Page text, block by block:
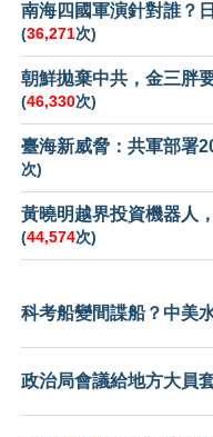
南海四國軍演針對誰？
(36,271次)
朝鮮拋棄中共，金三胖
(46,330次)
臺海新威脅：共軍部署
次)
黃曉明越界投資機器人
(44,574次)
科考船變間諜船？中美
政治局會議給地方大員